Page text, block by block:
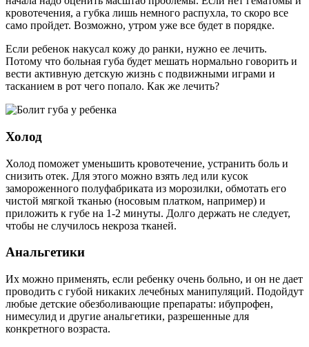
кровотечения, а губка лишь немного распухла, то скоро все
само пройдет. Возможно, утром уже все будет в порядке.
Если ребенок накусал кожу до ранки, нужно ее лечить.
Потому что больная губа будет мешать нормально говорить и
вести активную детскую жизнь с подвижными играми и
тасканием в рот чего попало. Как же лечить?
Холод
Холод поможет уменьшить кровотечение, устранить боль и
снизить отек. Для этого можно взять лед или кусок
замороженного полуфабриката из морозилки, обмотать его
чистой мягкой тканью (носовым платком, например) и
приложить к губе на 1-2 минуты. Долго держать не следует,
чтобы не случилось некроза тканей.
Анальгетики
Их можно применять, если ребенку очень больно, и он не дает
проводить с губой никаких лечебных манипуляций. Подойдут
любые детские обезболивающие препараты: ибупрофен,
нимесулид и другие анальгетики, разрешенные для
конкретного возраста.